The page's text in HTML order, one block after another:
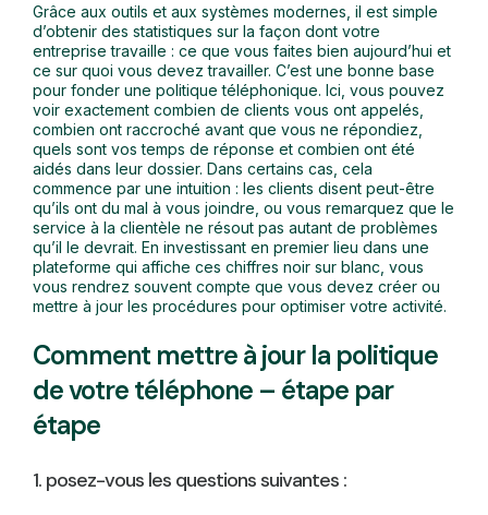
Grâce aux outils et aux systèmes modernes, il est simple
d’obtenir des statistiques sur la façon dont votre
entreprise travaille : ce que vous faites bien aujourd’hui et
ce sur quoi vous devez travailler. C’est une bonne base
pour fonder une politique téléphonique. Ici, vous pouvez
voir exactement combien de clients vous ont appelés,
combien ont raccroché avant que vous ne répondiez,
quels sont vos temps de réponse et combien ont été
aidés dans leur dossier. Dans certains cas, cela
commence par une intuition : les clients disent peut-être
qu’ils ont du mal à vous joindre, ou vous remarquez que le
service à la clientèle ne résout pas autant de problèmes
qu’il le devrait. En investissant en premier lieu dans une
plateforme qui affiche ces chiffres noir sur blanc, vous
vous rendrez souvent compte que vous devez créer ou
mettre à jour les procédures pour optimiser votre activité.
Comment mettre à jour la politique
de votre téléphone – étape par
étape
1. posez-vous les questions suivantes :